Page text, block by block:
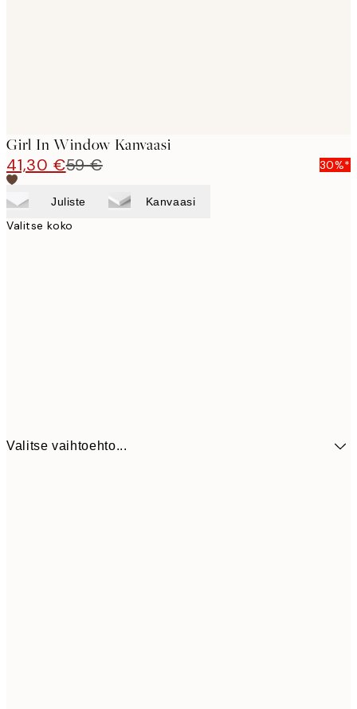
Girl In Window Kanvaasi
41,30 €59 € 30%*
Juliste Kanvaasi
Valitse koko
Valitse vaihtoehto...